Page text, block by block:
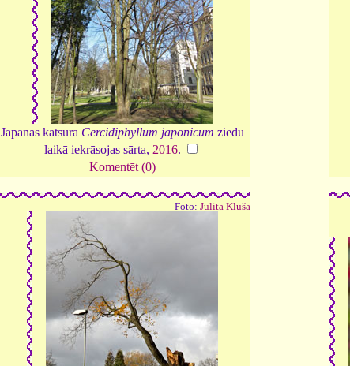
Japānas katsura Cercidiphyllum japonicum ziedu
laikā iekrāsojas sārta, 2016.
Komentēt (0)
Foto: Julita Kluša